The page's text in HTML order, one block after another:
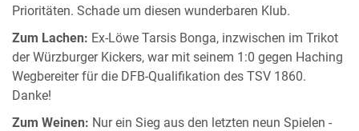
Prioritäten. Schade um diesen wunderbaren Klub.
Zum Lachen: Ex-Löwe Tarsis Bonga, inzwischen im Trikot
der Würzburger Kickers, war mit seinem 1:0 gegen Haching
Wegbereiter für die DFB-Qualifikation des TSV 1860.
Danke!
Zum Weinen: Nur ein Sieg aus den letzten neun Spielen -